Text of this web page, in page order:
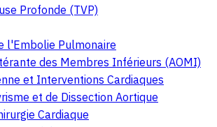
Profonde (TVP)
l'Embolie Pulmonaire
des Membres Inférieurs (AOMI)
et Interventions Cardiaques
et de Dissection Aortique
Cardiaque